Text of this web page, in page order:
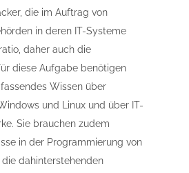
die im Auftrag von
in deren IT-Systeme
daher auch die
diese Aufgabe benötigen
Wissen über
und Linux und über IT-
Sie brauchen zudem
in der Programmierung von
dahinterstehenden